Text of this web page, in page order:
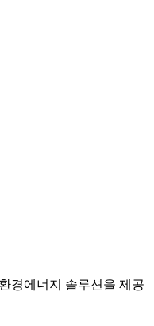
경에너지 솔루션을 제공